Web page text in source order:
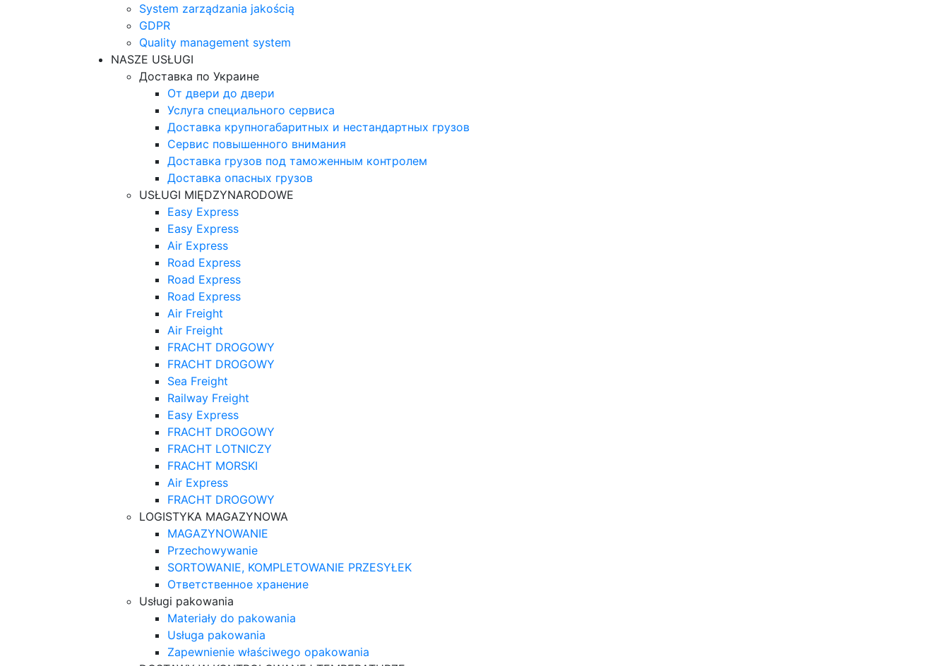
System zarządzania jakością
GDPR
Quality management system
NASZE USŁUGI
Доставка по Украине
От двери до двери
Услуга специального сервиса
Доставка крупногабаритных и нестандартных грузов
Сервис повышенного внимания
Доставка грузов под таможенным контролем
Доставка опасных грузов
USŁUGI MIĘDZYNARODOWE
Easy Express
Easy Express
Air Express
Road Express
Road Express
Road Express
Air Freight
Air Freight
FRACHT DROGOWY
FRACHT DROGOWY
Sea Freight
Railway Freight
Easy Express
FRACHT DROGOWY
FRACHT LOTNICZY
FRACHT MORSKI
Air Express
FRACHT DROGOWY
LOGISTYKA MAGAZYNOWA
MAGAZYNOWANIE
Przechowywanie
SORTOWANIE, KOMPLETOWANIE PRZESYŁEK
Ответственное хранение
Usługi pakowania
Materiały do pakowania
Usługa pakowania
Zapewnienie właściwego opakowania